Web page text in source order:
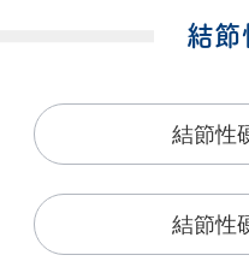
結節
結節性
結節性